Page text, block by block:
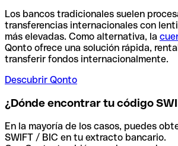
Los bancos tradicionales suelen
transferencias internacionales con
más elevadas. Como alternativa, la
Qonto ofrece una solución rápida,
transferir fondos internacionalmente.
Descubrir Qonto
¿Dónde encontrar tu código
En la mayoría de los casos, puedes
SWIFT / BIC en tu extracto bancario.